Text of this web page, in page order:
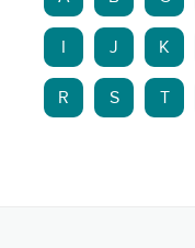
I J K
R S T